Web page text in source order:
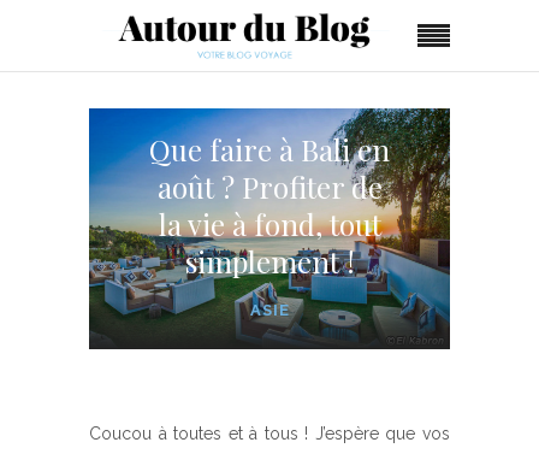
Que faire à Bali en
août ? Profiter de
la vie à fond, tout
simplement !
ASIE
Coucou à toutes et à tous ! J’espère que vos